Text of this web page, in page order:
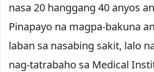
nasa 20 hanggang 40 anyos
Pinapayo na magpa-bakuna
laban sa nasabing sakit, lalo
nag-tatrabaho sa Medical